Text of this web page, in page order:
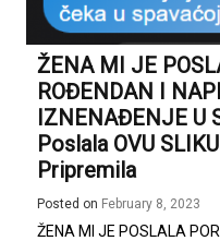
ŽENA MI JE
ROĐENDAN I
IZNENAĐENJE U
Poslala OVU
Pripremila
Posted on February 8, 2023
ŽENA MI JE POSLALA